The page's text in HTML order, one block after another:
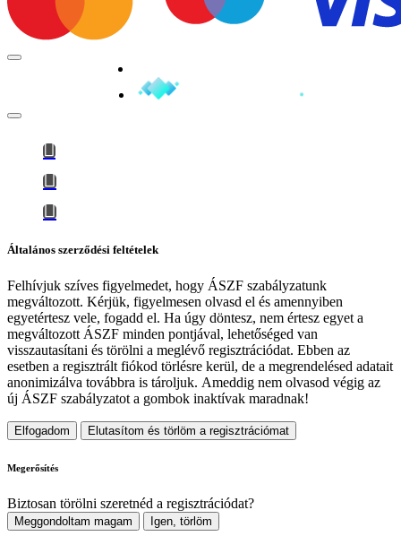
Általános szerződési feltételek
Felhívjuk szíves figyelmedet, hogy ÁSZF szabályzatunk
megváltozott. Kérjük, figyelmesen olvasd el és amennyiben
egyetértesz vele, fogadd el. Ha úgy döntesz, nem értesz egyet a
megváltozott ÁSZF minden pontjával, lehetőséged van
visszautasítani és törölni a meglévő regisztrációdat. Ebben az
esetben a regisztrált fiókod törlésre kerül, de a megrendelésed adatait
anonimizálva továbbra is tároljuk. Ameddig nem olvasod végig az
új ÁSZF szabályzatot a gombok inaktívak maradnak!
Elfogadom Elutasítom és törlöm a regisztrációmat
Megerősítés
Biztosan törölni szeretnéd a regisztrációdat?
Meggondoltam magam Igen, törlöm